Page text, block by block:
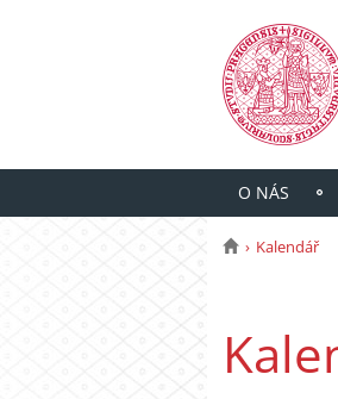
O NÁS
Kalendář